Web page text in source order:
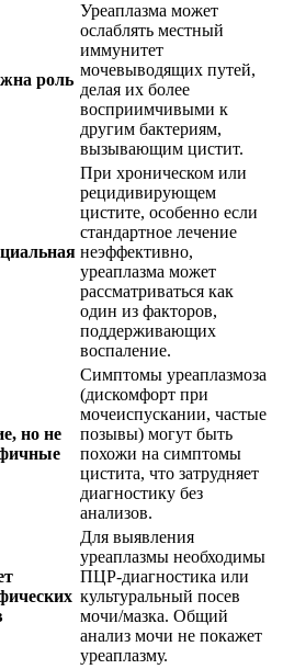
роль
Уреаплазма может
ослаблять местный
иммунитет
мочевыводящих путей,
делая их более
восприимчивыми к
другим бактериям,
вызывающим цистит.
При хроническом или
рецидивирующем
цистите, особенно если
стандартное лечение
неэффективно,
уреаплазма может
рассматриваться как
один из факторов,
поддерживающих
воспаление.
но не
Симптомы уреаплазмоза
(дискомфорт при
мочеиспускании, частые
позывы) могут быть
похожи на симптомы
цистита, что затрудняет
диагностику без
анализов.
Для выявления
уреаплазмы необходимы
ПЦР-диагностика или
культуральный посев
мочи/мазка. Общий
анализ мочи не покажет
уреаплазму.